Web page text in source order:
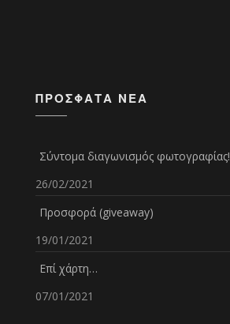
ΠΡΌΣΦΑΤΑ ΝΈΑ
Σύντομα διαγωνισμός φωτογραφίας!
26/02/2021
Προσφορά (giveaway)
19/01/2021
Επί χάρτη…
07/01/2021